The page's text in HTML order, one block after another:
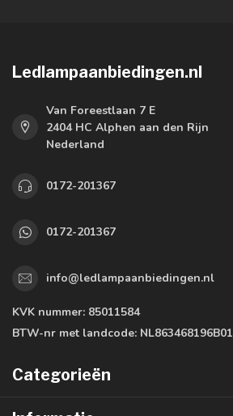
Ledlampaanbiedingen.nl
Van Foreestlaan 7 E
2404 HC Alphen aan den Rijn
Nederland
0172-201367
0172-201367
info@ledlampaanbiedingen.nl
KVK nummer: 85011584
BTW-nr met landcode: NL863468196B01
Categorieën